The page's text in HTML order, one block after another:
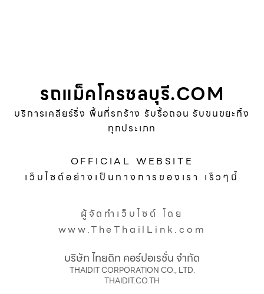
รถแม็คโครชลบุรี.COM
บริการเคลียร์ริ่ง พื้นที่รกร้าง รับรื้อถอน รับขนขยะทิ้ง
ทุกประเภท
OFFICIAL WEBSITE
เว็บไซต์อย่างเป็นทางการของเรา เร็วๆนี้
ผู้จัดทำเว็บไซต์ โดย
www.TheThailLink.com
บริษัท ไทยดิท คอร์ปอเรชั่น จำกัด
THAIDIT CORPORATION CO., LTD.
THAIDIT.CO.TH